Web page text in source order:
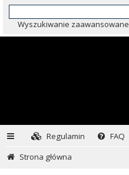
Wyszukiwanie zaawansowane
Regulamin
FAQ
Strona główna